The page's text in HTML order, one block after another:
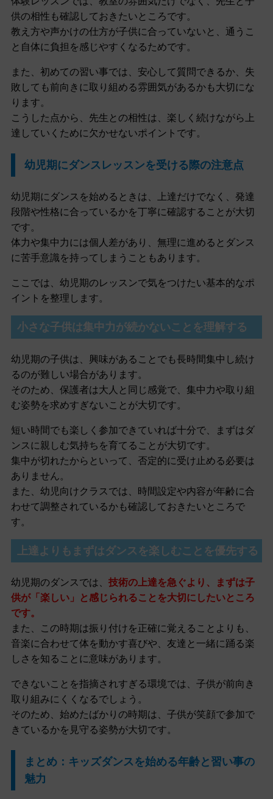
供の相性も確認しておきたいところです。
教え方や声かけの仕方が子供に合っていないと、通うこ
と自体に負担を感じやすくなるためです。
また、初めての習い事では、安心して質問できるか、失
敗しても前向きに取り組める雰囲気があるかも大切にな
ります。
こうした点から、先生との相性は、楽しく続けながら上
達していくために欠かせないポイントです。
幼児期にダンスレッスンを受ける際の注意点
幼児期にダンスを始めるときは、上達だけでなく、発達
段階や性格に合っているかを丁寧に確認することが大切
です。
体力や集中力には個人差があり、無理に進めるとダンス
に苦手意識を持ってしまうこともあります。
ここでは、幼児期のレッスンで気をつけたい基本的なポ
イントを整理します。
小さな子供は集中力が続かないことを理解する
幼児期の子供は、興味があることでも長時間集中し続け
るのが難しい場合があります。
そのため、保護者は大人と同じ感覚で、集中力や取り組
む姿勢を求めすぎないことが大切です。
短い時間でも楽しく参加できていれば十分で、まずはダ
ンスに親しむ気持ちを育てることが大切です。
集中が切れたからといって、否定的に受け止める必要は
ありません。
また、幼児向けクラスでは、時間設定や内容が年齢に合
わせて調整されているかも確認しておきたいところで
す。
上達よりもまずはダンスを楽しむことを優先する
幼児期のダンスでは、 技術の上達を急ぐより、まずは子
供が「楽しい」と感じられることを大切にしたいところ
です。
また、この時期は振り付けを正確に覚えることよりも、
音楽に合わせて体を動かす喜びや、友達と一緒に踊る楽
しさを知ることに意味があります。
できないことを指摘されすぎる環境では、子供が前向き
取り組みにくくなるでしょう。
そのため、始めたばかりの時期は、子供が笑顔で参加で
きているかを見守る姿勢が大切です。
まとめ：キッズダンスを始める年齢と習い事の
魅力